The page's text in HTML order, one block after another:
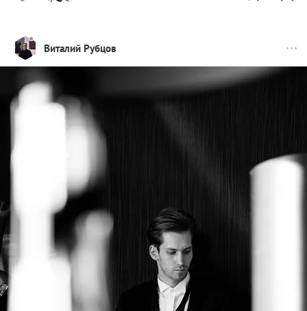
Виталий Рубцов